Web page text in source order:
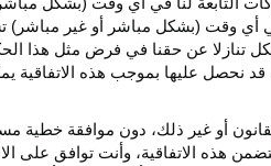
في أي وقت (بشكل مباشر أو غير
تنازلا عن حقنا في فرض مثل هذا
نحصل عليها بموجب هذه الاتفاقية
أو غير ذلك، دون موافقة خطية
هذه الاتفاقية، وأنت توافق